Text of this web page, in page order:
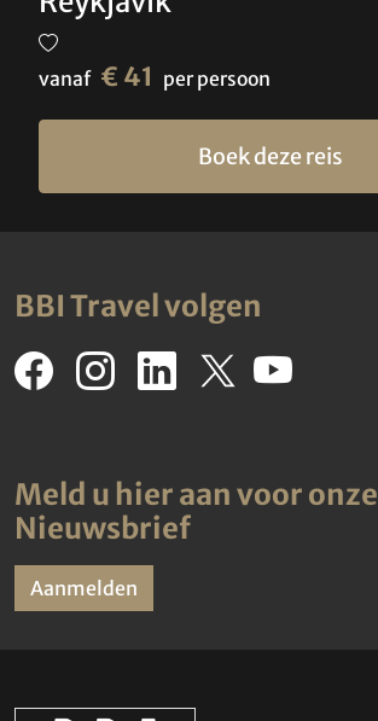
vanaf € 41 per persoon
Boek deze reis
BBI Travel volgen
Meld u hier aan voor onze
Nieuwsbrief
Aanmelden